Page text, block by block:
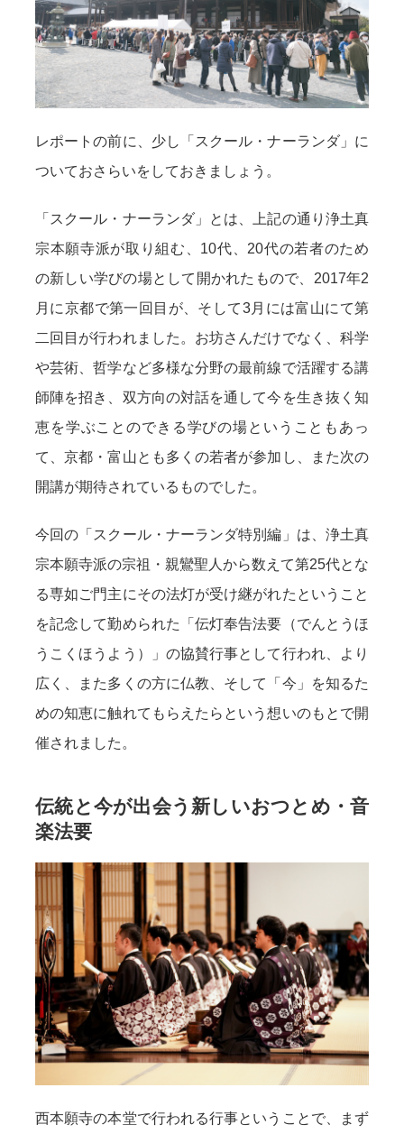
レポートの前に、少し「スクール・ナーランダ」に
ついておさらいをしておきましょう。
「スクール・ナーランダ」とは、上記の通り浄土真
宗本願寺派が取り組む、10代、20代の若者のため
の新しい学びの場として開かれたもので、2017年2
月に京都で第一回目が、そして3月には富山にて第
二回目が行われました。お坊さんだけでなく、科学
や芸術、哲学など多様な分野の最前線で活躍する講
師陣を招き、双方向の対話を通して今を生き抜く知
恵を学ぶことのできる学びの場ということもあっ
て、京都・富山とも多くの若者が参加し、また次の
開講が期待されているものでした。
今回の「スクール・ナーランダ特別編」は、浄土真
宗本願寺派の宗祖・親鸞聖人から数えて第25代とな
る専如ご門主にその法灯が受け継がれたということ
を記念して勤められた「伝灯奉告法要（でんとうほ
うこくほうよう）」の協賛行事として行われ、より
広く、また多くの方に仏教、そして「今」を知るた
めの知恵に触れてもらえたらという想いのもとで開
催されました。
伝統と今が出会う新しいおつとめ・音
楽法要
西本願寺の本堂で行われる行事ということで、まず